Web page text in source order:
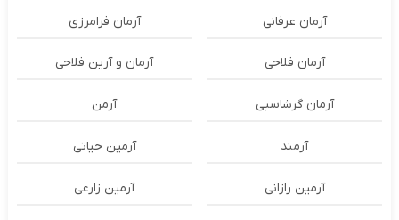
آرمان عرفانی آرمان فرامرزی
آرمان فلاحی آرمان و آرین فلاحی
آرمان گرشاسبی آرمن
آرمند آرمین حیاتی
آرمین رازانی آرمین زارعی